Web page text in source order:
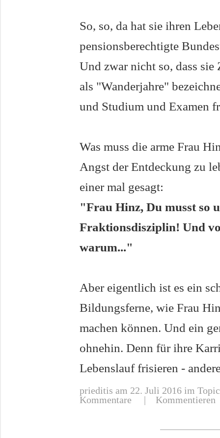
So, so, da hat sie ihren
pensionsberechtigte
Und zwar nicht so, dass
als "Wanderjahre"
und Studium und Examen
Was muss die arme Frau
Angst der Entdeckung zu
einer mal gesagt:
"Frau Hinz, Du musst so
Fraktionsdisziplin! Und
warum..."
Aber eigentlich ist es ein
Bildungsferne, wie Frau
machen können. Und ein
ohnehin. Denn für ihre
Lebenslauf frisieren -
prieditis am 22. Juli 2016 im
Kommentare | Kommentieren